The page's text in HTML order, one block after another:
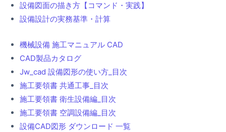
設備図面の描き方【コマンド・実践】
設備設計の実務基準・計算
機械設備 施工マニュアル CAD
CAD製品カタログ
Jw_cad 設備図形の使い方_目次
施工要領書 共通工事_目次
施工要領書 衛生設備編_目次
施工要領書 空調設備編_目次
設備CAD図形 ダウンロード 一覧